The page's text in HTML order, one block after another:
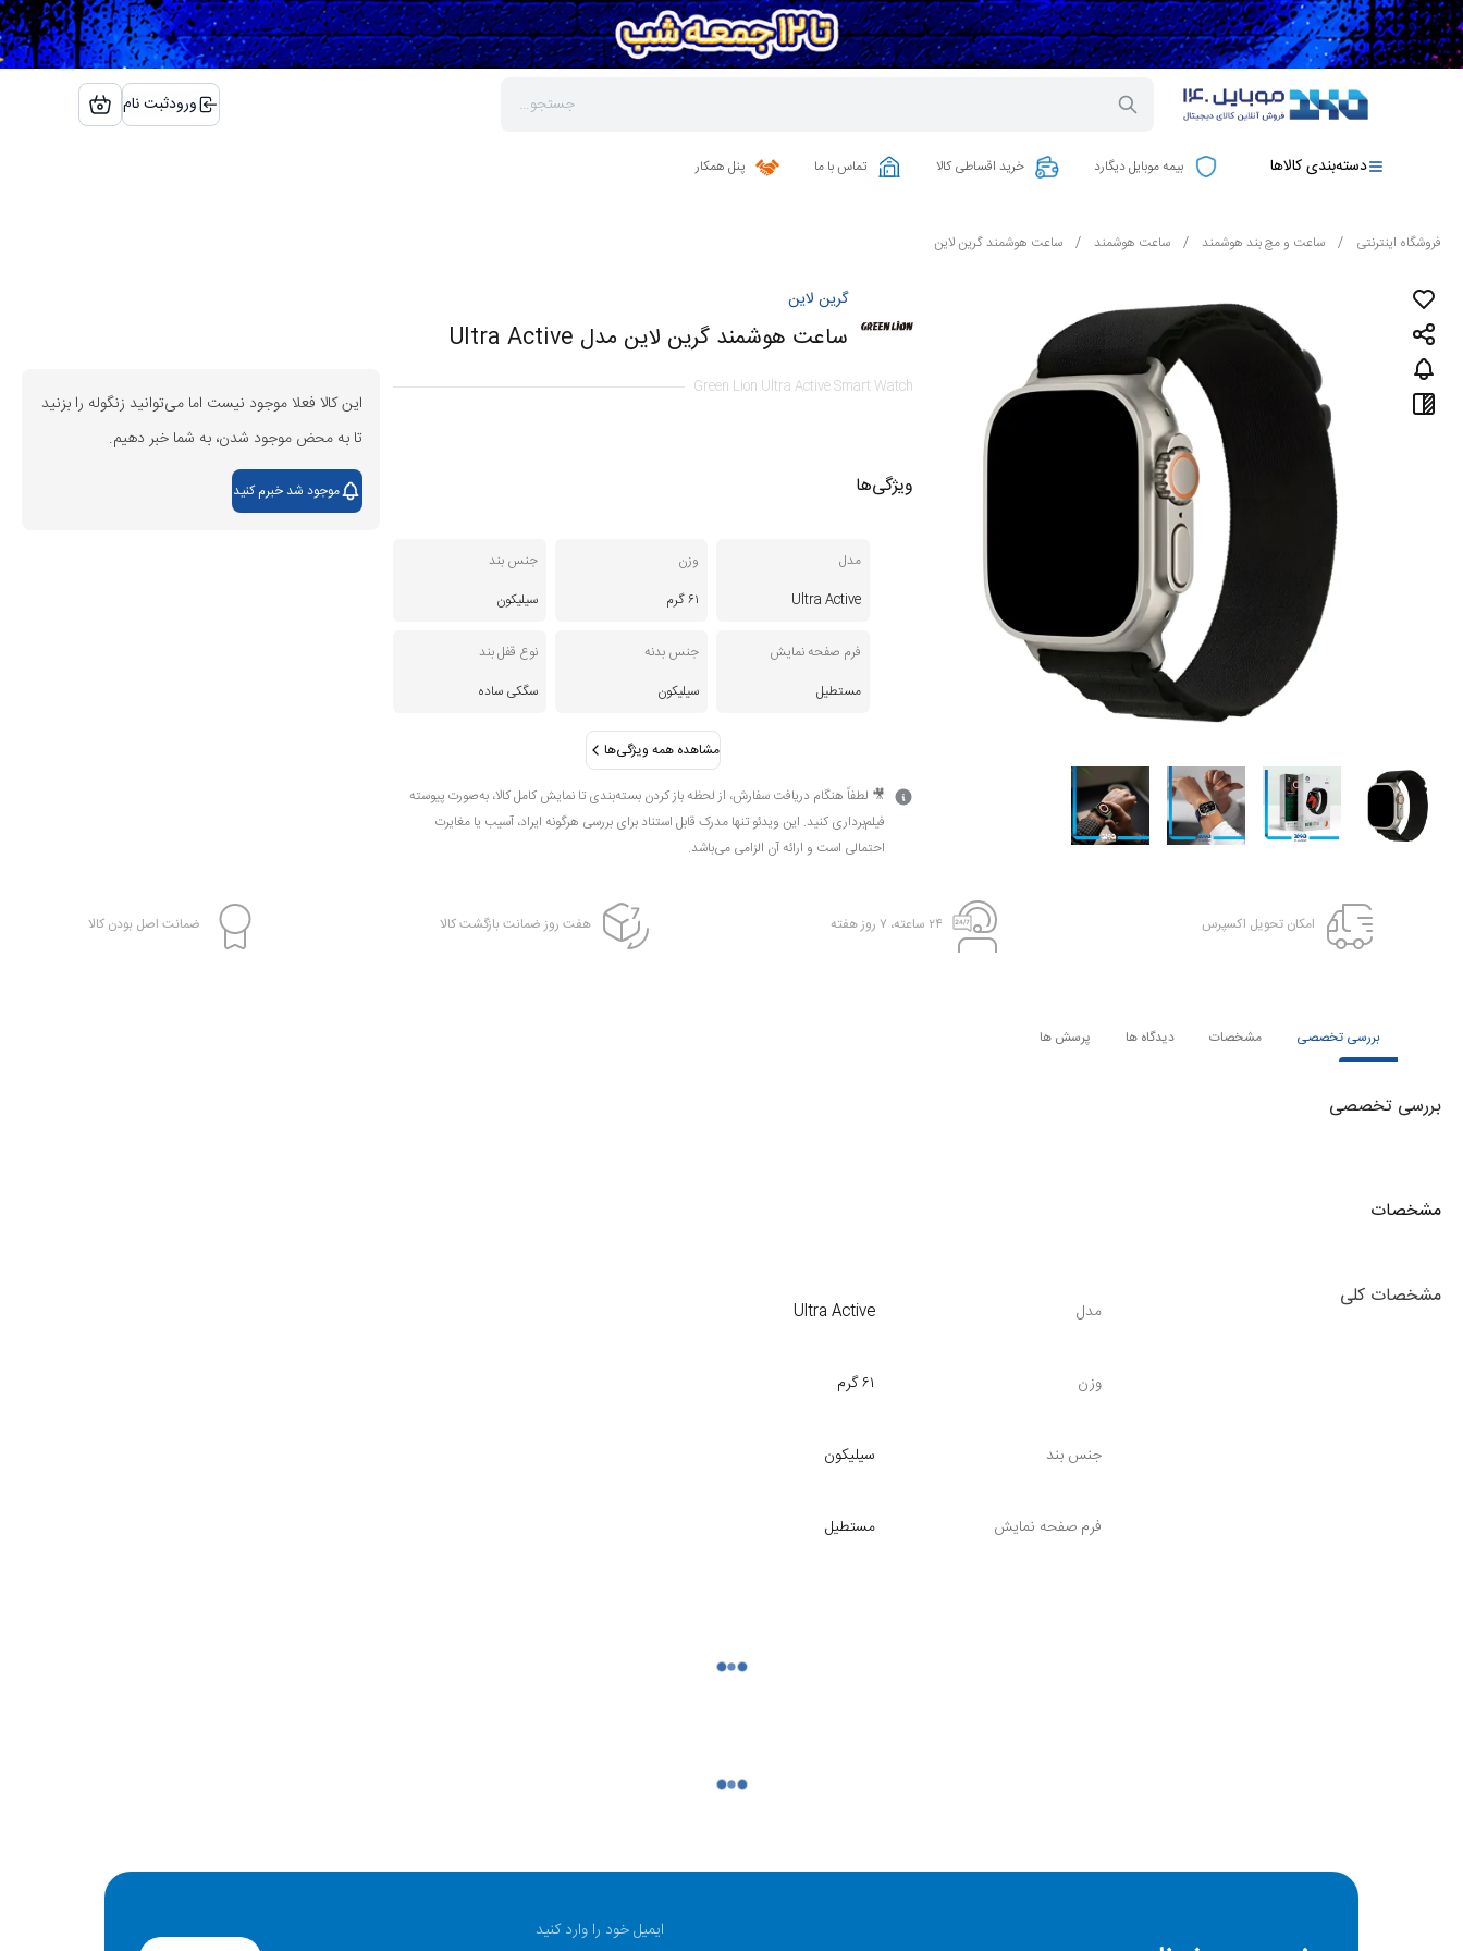
ورودثبت نام
دسته‌بندی کالاها بیمه موبایل دیگارد خرید اقساطی کالا تماس با ما پنل همکار
فروشگاه اینترنتی / ساعت و مچ بند هوشمند / ساعت هوشمند / ساعت هوشمند گرین لاین
گرین لاین
ساعت هوشمند گرین لاین مدل Ultra Active
Green Lion Ultra Active Smart Watch
ویژگی‌ها
مدل
Ultra Active
وزن
۶۱ گرم
جنس بند
سیلیکون
فرم صفحه نمایش
مستطیل
جنس بدنه
سیلیکون
نوع قفل بند
سگکی ساده
مشاهده همه ویژگی‌ها
🎥 لطفاً هنگام دریافت سفارش، از لحظه باز کردن بسته‌بندی تا نمایش کامل کالا، به‌صورت پیوسته
فیلم‌برداری کنید. این ویدئو تنها مدرک قابل استناد برای بررسی هرگونه ایراد، آسیب یا مغایرت
احتمالی است و ارائه آن الزامی می‌باشد.
این کالا فعلا موجود نیست اما می‌توانید زنگوله را بزنید
تا به محض موجود شدن، به شما خبر دهیم.
موجود شد خبرم کنید
امکان تحویل اکسپرس ۲۴ ساعته، ۷ روز هفته هفت روز ضمانت بازگشت کالا ضمانت اصل بودن کالا
بررسی تخصصی مشخصات دیدگاه ها پرسش ها
بررسی تخصصی
مشخصات
مشخصات کلی
مدل Ultra Active
وزن ۶۱ گرم
جنس بند سیلیکون
فرم صفحه نمایش مستطیل